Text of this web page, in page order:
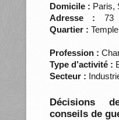
Domicile : Paris,
Adresse : 73
Quartier : Temple
Profession :
Type d’activité :
Secteur :
Décisions
conseils de